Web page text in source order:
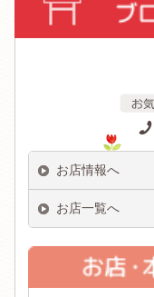
お店情報へ
お店一覧へ